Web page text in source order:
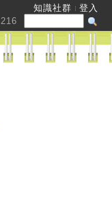
知識社群
登入
216